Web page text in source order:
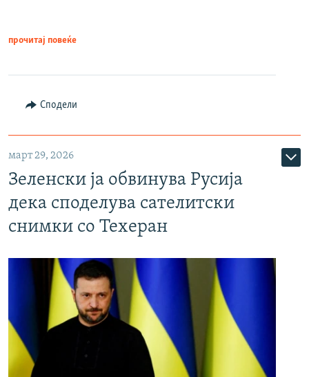
прочитај повеќе
Сподели
март 29, 2026
Зеленски ја обвинува Русија
дека споделува сателитски
снимки со Техеран